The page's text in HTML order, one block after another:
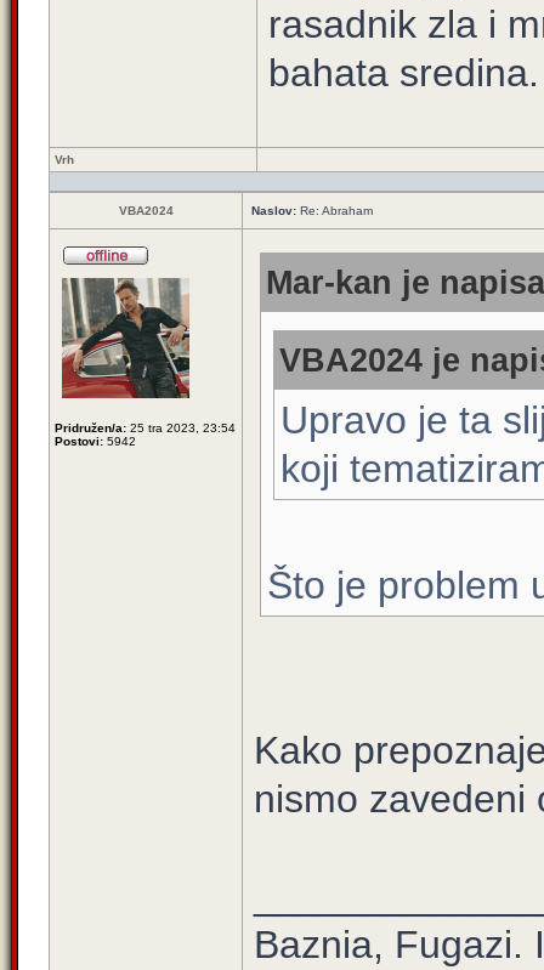
rasadnik zla i
bahata sredina.
Vrh
VBA2024 Naslov: Re: Abraham
Pridružen/a: 25 tra 2023, 23:54
Postovi: 5942
Mar-kan je
VBA2024 je
Upravo je ta
koji
Što je problem
Kako
nismo zavedeni
Baznia, Fugazi.